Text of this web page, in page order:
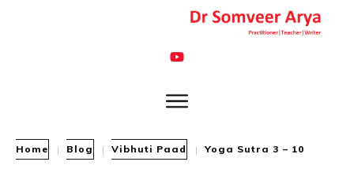
Home | Blog | Vibhuti Paad | Yoga Sutra 3 – 10